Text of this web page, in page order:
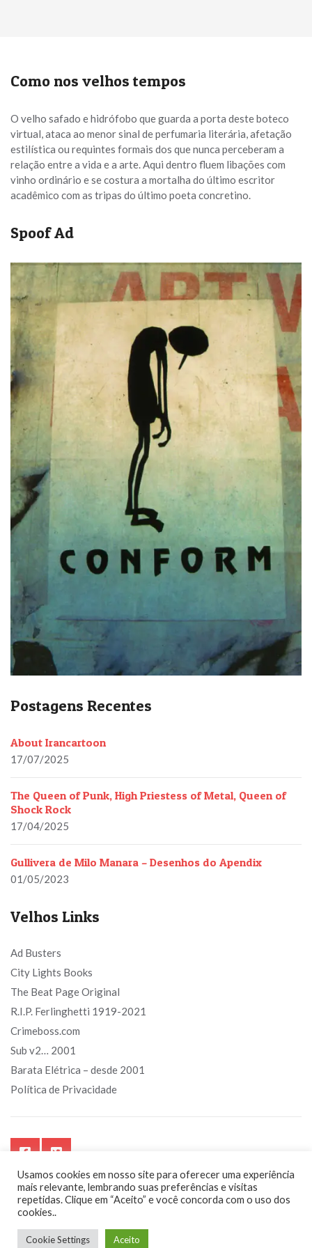
Como nos velhos tempos
O velho safado e hidrófobo que guarda a porta deste boteco
virtual, ataca ao menor sinal de perfumaria literária, afetação
estilística ou requintes formais dos que nunca perceberam a
relação entre a vida e a arte. Aqui dentro fluem libações com
vinho ordinário e se costura a mortalha do último escritor
acadêmico com as tripas do último poeta concretino.
Spoof Ad
Postagens Recentes
About Irancartoon
17/07/2025
The Queen of Punk, High Priestess of Metal, Queen of
Shock Rock
17/04/2025
Gullivera de Milo Manara – Desenhos do Apendix
01/05/2023
Velhos Links
Ad Busters
City Lights Books
The Beat Page Original
R.I.P. Ferlinghetti 1919-2021
Crimeboss.com
Sub v2… 2001
Barata Elétrica – desde 2001
Política de Privacidade
Sub.art.br - Segurando o touro pelos chifres. Sempre!
Usamos cookies em nosso site para oferecer uma experiência
mais relevante, lembrando suas preferências e visitas
repetidas. Clique em “Aceito” e você concorda com o uso dos
cookies..
Cookie Settings Aceito